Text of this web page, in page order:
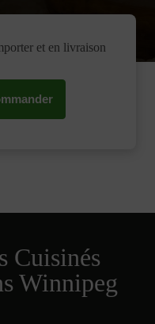
et en livraison
Cuisinés
Winnipeg